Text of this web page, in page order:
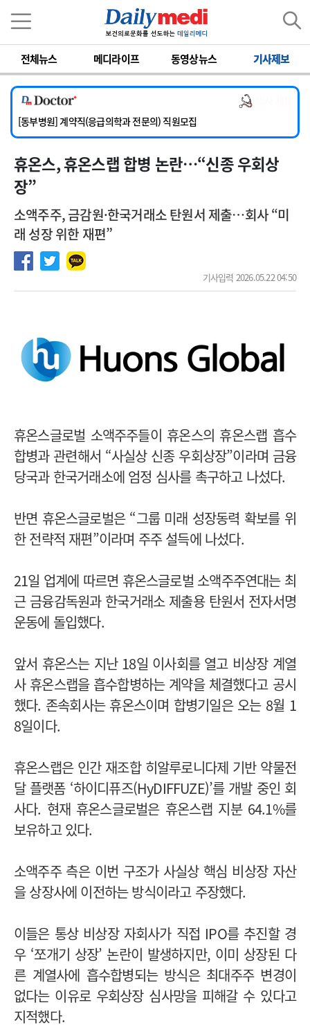
전체뉴스 메디라이프 동영상뉴스 기사제보
[서울아산병원] 2026년 하반기 인턴 모집
[영남대학교의료원] 마취통증의학과 임기제 임상의사 채용
[충남대학교병원] 소아청소년과(소아응급전담) 계약직 의사 공개채용
[동부병원] 계약직(응급의학과 전문의) 직원모집
[이대목동병원] 하반기 전공의(레지던트1년차) 모집
[서울아산병원] 2026년 하반기 인턴 모집
[영남대학교의료원] 마취통증의학과 임기제 임상의사 채용
휴온스, 휴온스랩 합병 논란…“신종 우회상
장”
소액주주, 금감원·한국거래소 탄원서 제출…회사 “미
래 성장 위한 재편”
기사입력 2026.05.22 04:50
휴온스글로벌 소액주주들이 휴온스의 휴온스랩 흡수
합병과 관련해서 “사실상 신종 우회상장”이라며 금융
당국과 한국거래소에 엄정 심사를 촉구하고 나섰다.
반면 휴온스글로벌은 “그룹 미래 성장동력 확보를 위
한 전략적 재편”이라며 주주 설득에 나섰다.
21일 업계에 따르면 휴온스글로벌 소액주주연대는 최
근 금융감독원과 한국거래소 제출용 탄원서 전자서명
운동에 돌입했다.
앞서 휴온스는 지난 18일 이사회를 열고 비상장 계열
사 휴온스랩을 흡수합병하는 계약을 체결했다고 공시
했다. 존속회사는 휴온스이며 합병기일은 오는 8월 1
8일이다.
휴온스랩은 인간 재조합 히알루로니다제 기반 약물전
달 플랫폼 ‘하이디퓨즈(HyDIFFUZE)’를 개발 중인 회
사다. 현재 휴온스글로벌은 휴온스랩 지분 64.1%를
보유하고 있다.
소액주주 측은 이번 구조가 사실상 핵심 비상장 자산
을 상장사에 이전하는 방식이라고 주장했다.
이들은 통상 비상장 자회사가 직접 IPO를 추진할 경
우 ‘쪼개기 상장’ 논란이 발생하지만, 이미 상장된 다
른 계열사에 흡수합병되는 방식은 최대주주 변경이
없다는 이유로 우회상장 심사망을 피해갈 수 있다고
지적했다.